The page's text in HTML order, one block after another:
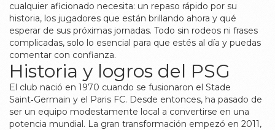
cualquier aficionado necesita: un repaso rápido por su
historia, los jugadores que están brillando ahora y qué
esperar de sus próximas jornadas. Todo sin rodeos ni frases
complicadas, solo lo esencial para que estés al día y puedas
comentar con confianza.
Historia y logros del PSG
El club nació en 1970 cuando se fusionaron el Stade
Saint‑Germain y el Paris FC. Desde entonces, ha pasado de
ser un equipo modestamente local a convertirse en una
potencia mundial. La gran transformación empezó en 2011,